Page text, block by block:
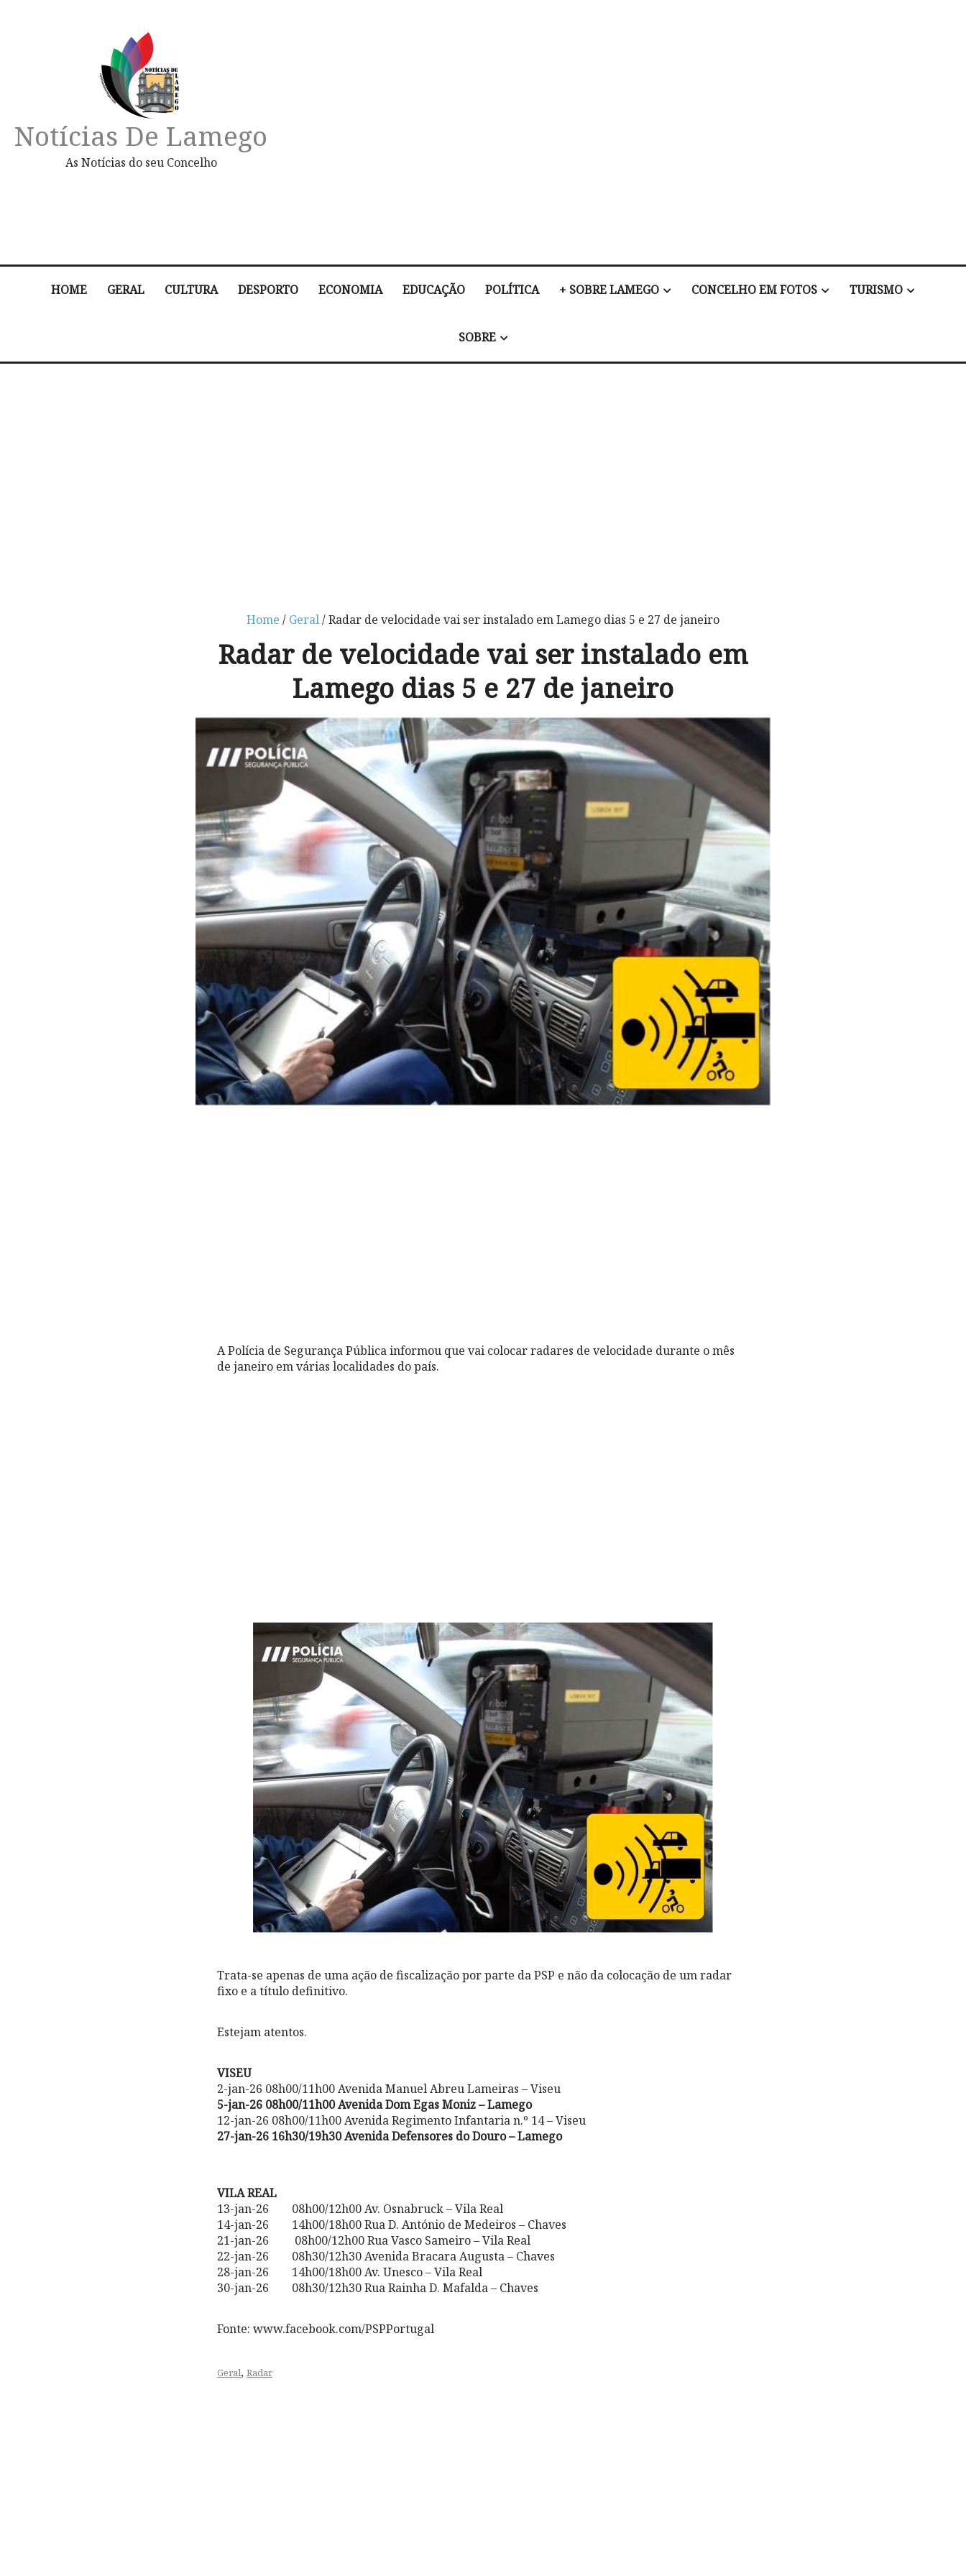
Notícias De Lamego
As Notícias do seu Concelho
HOME GERAL CULTURA DESPORTO ECONOMIA EDUCAÇÃO POLÍTICA + SOBRE LAMEGO CONCELHO EM FOTOS TURISMO
SOBRE
Home / Geral/ Radar de velocidade vai ser instalado em Lamego dias 5 e 27 de janeiro
Radar de velocidade vai ser instalado em
Lamego dias 5 e 27 de janeiro
A Polícia de Segurança Pública informou que vai colocar radares de velocidade durante o mês
de janeiro em várias localidades do país.
Trata-se apenas de uma ação de fiscalização por parte da PSP e não da colocação de um radar
fixo e a título definitivo.
Estejam atentos.
VISEU
2-jan-26 08h00/11h00 Avenida Manuel Abreu Lameiras – Viseu
5-jan-26 08h00/11h00 Avenida Dom Egas Moniz – Lamego
12-jan-26 08h00/11h00 Avenida Regimento Infantaria n.º 14 – Viseu
27-jan-26 16h30/19h30 Avenida Defensores do Douro – Lamego
VILA REAL
13-jan-26 08h00/12h00 Av. Osnabruck – Vila Real
14-jan-26 14h00/18h00 Rua D. António de Medeiros – Chaves
21-jan-26 08h00/12h00 Rua Vasco Sameiro – Vila Real
22-jan-26 08h30/12h30 Avenida Bracara Augusta – Chaves
28-jan-26 14h00/18h00 Av. Unesco – Vila Real
30-jan-26 08h30/12h30 Rua Rainha D. Mafalda – Chaves
Fonte: www.facebook.com/PSPPortugal
Geral, Radar